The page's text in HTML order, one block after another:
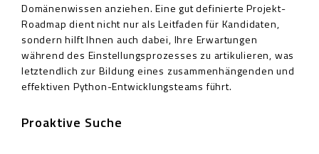
Domänenwissen anziehen. Eine gut definierte Projekt-
Roadmap dient nicht nur als Leitfaden für Kandidaten,
sondern hilft Ihnen auch dabei, Ihre Erwartungen
während des Einstellungsprozesses zu artikulieren, was
letztendlich zur Bildung eines zusammenhängenden und
effektiven Python-Entwicklungsteams führt.
Proaktive Suche